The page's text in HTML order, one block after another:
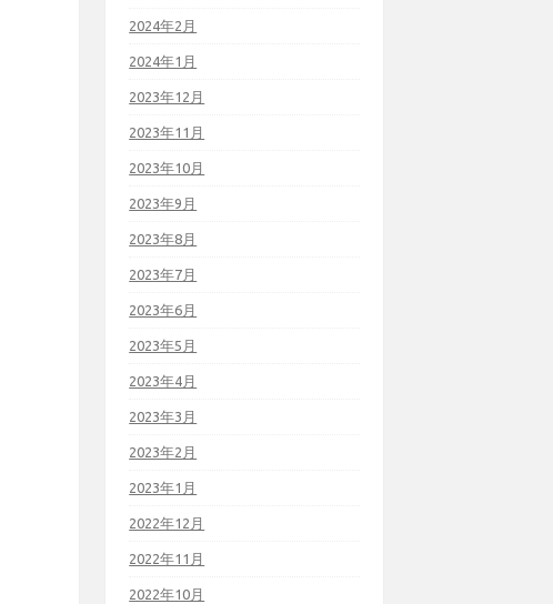
2024年2月
2024年1月
2023年12月
2023年11月
2023年10月
2023年9月
2023年8月
2023年7月
2023年6月
2023年5月
2023年4月
2023年3月
2023年2月
2023年1月
2022年12月
2022年11月
2022年10月